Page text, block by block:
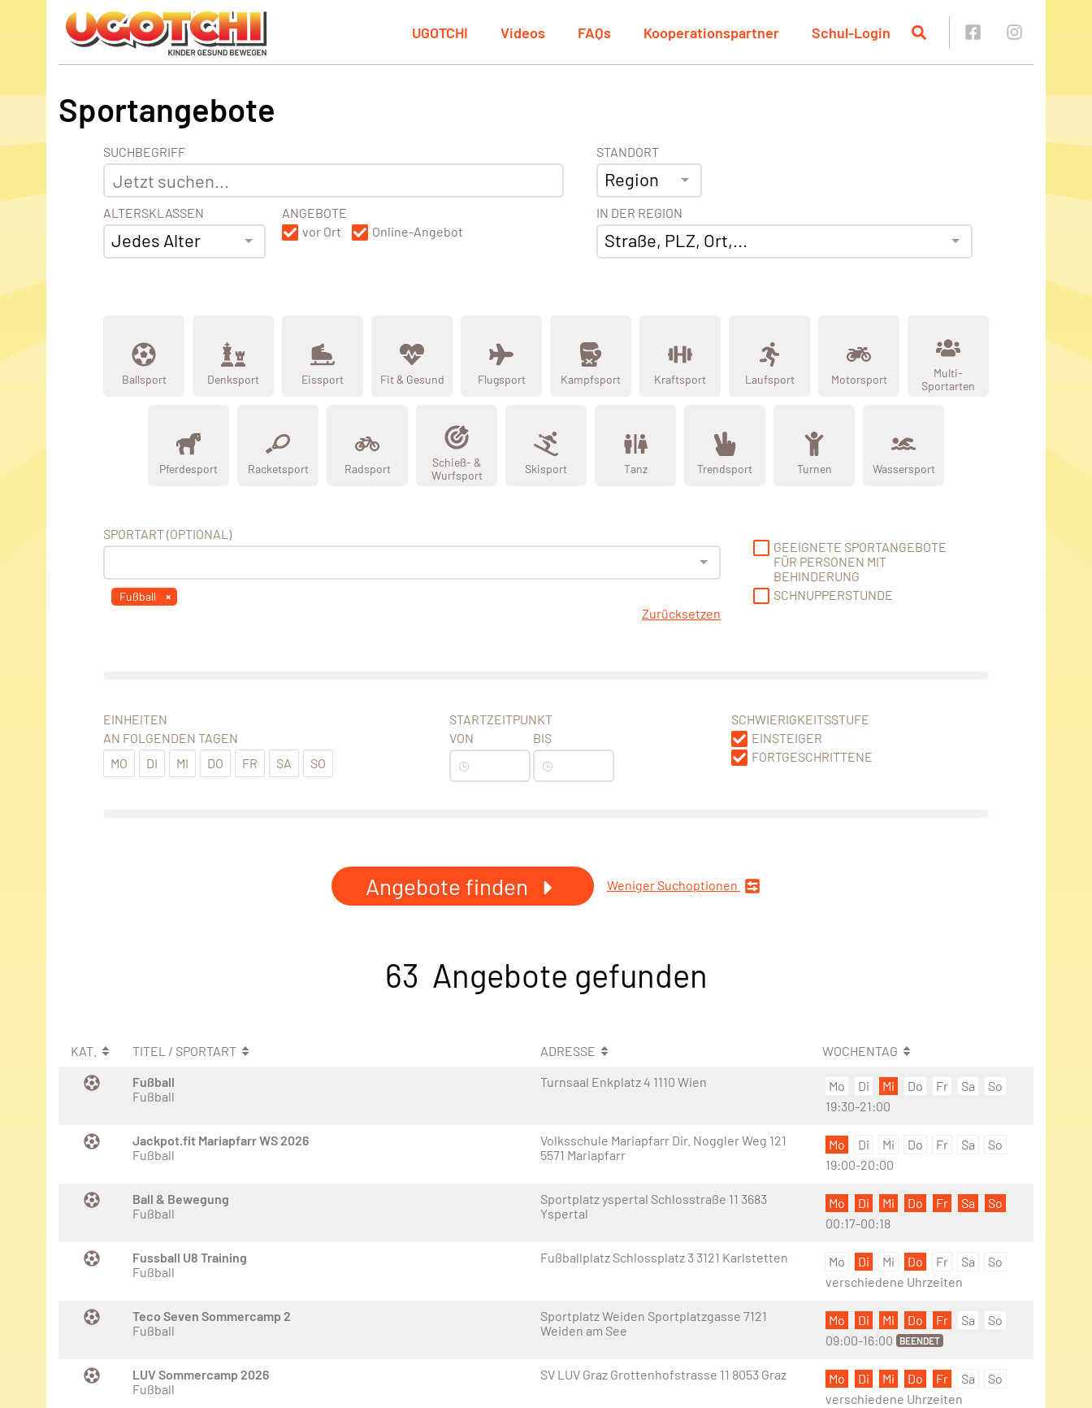
UGOTCHI Videos FAQs Kooperationspartner Schul-Login
Sportangebote
SUCHBEGRIFF
ALTERSKLASSEN
Jedes Alter
ANGEBOTE
vor Ort
Online-Angebot
STANDORT
Region
IN DER REGION
Straße, PLZ, Ort,...
Ballsport Denksport Eissport Fit & Gesund Flugsport Kampfsport Kraftsport Laufsport Motorsport
Multi-
Sportarten
Pferdesport Racketsport Radsport
Schieß- &
Wurfsport
Skisport Tanz Trendsport Turnen Wassersport
SPORTART (OPTIONAL)
Fußball
Zurücksetzen
GEEIGNETE SPORTANGEBOTE
FÜR PERSONEN MIT
BEHINDERUNG
SCHNUPPERSTUNDE
EINHEITEN
AN FOLGENDEN TAGEN
MO
DI MI DO FR SA SO
STARTZEITPUNKT
VON
BIS
SCHWIERIGKEITSSTUFE
EINSTEIGER
FORTGESCHRITTENE
Angebote finden Weniger Suchoptionen
63 Angebote gefunden
KAT. TITEL / SPORTART ADRESSE
WOCHENTAG
Fußball
Fußball
Turnsaal Enkplatz 4 1110 Wien Mo Di Mi Do Fr Sa
So
19:30-21:00
Jackpot.fit Mariapfarr WS 2026
Fußball
Volksschule Mariapfarr Dir. Noggler Weg 121
5571 Mariapfarr
Mo Di Mi Do Fr Sa
So
19:00-20:00
Ball & Bewegung
Fußball
Sportplatz yspertal Schlosstraße 11 3683
Yspertal
Mo Di Mi Do Fr Sa
So
00:17-00:18
Fussball U8 Training
Fußball
Fußballplatz Schlossplatz 3 3121 Karlstetten Mo Di Mi Do Fr Sa
So
verschiedene Uhrzeiten
Teco Seven Sommercamp 2
Fußball
Sportplatz Weiden Sportplatzgasse 7121
Weiden am See
Mo Di Mi Do Fr Sa
So
09:00-16:00
BEENDET
LUV Sommercamp 2026
Fußball
SV LUV Graz Grottenhofstrasse 11 8053 Graz Mo Di Mi Do Fr Sa
So
verschiedene Uhrzeiten